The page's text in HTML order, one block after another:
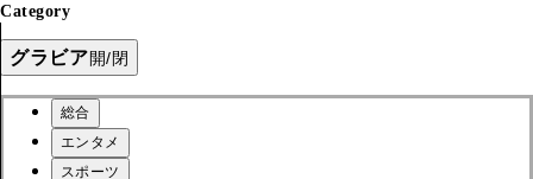
Category
グラビア開/閉
総合
エンタメ
スポーツ